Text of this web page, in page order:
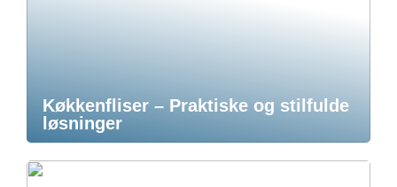
Køkkenfliser – Praktiske og stilfulde
løsninger